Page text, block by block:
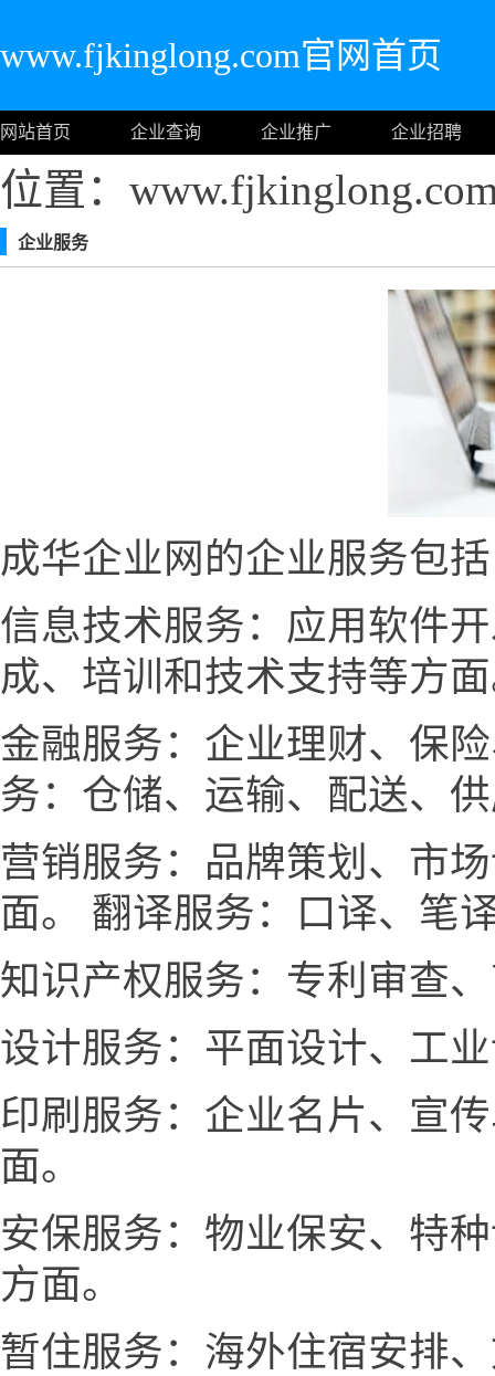
www.fjkinglong.com官网首页
网站首页 企业查询 企业推广 企业招聘
位置：
企业服务
成华企业网的企业服务包
信息技术服务：应用软件
成、培训和技术支持等方
金融服务：企业理财、保
务：仓储、运输、配送、
营销服务：品牌策划、市
面。 翻译服务：口译、笔
知识产权服务：专利审查
设计服务：平面设计、工
印刷服务：企业名片、宣
面。
安保服务：物业保安、特
方面。
暂住服务：海外住宿安排